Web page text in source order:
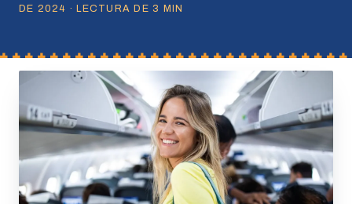
DE 2024 · LECTURA DE 3 MIN